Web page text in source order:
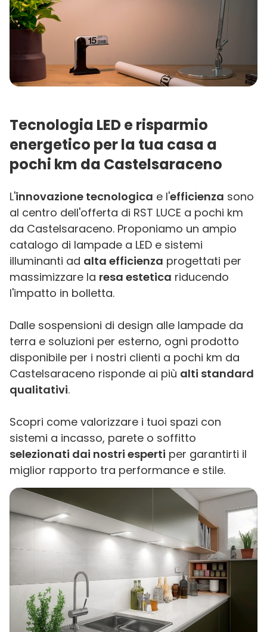
Tecnologia LED e risparmio
energetico per la tua casa a
pochi km da Castelsaraceno
L'innovazione tecnologica e l'efficienza sono
al centro dell'offerta di RST LUCE a pochi km
da Castelsaraceno. Proponiamo un ampio
catalogo di lampade a LED e sistemi
illuminanti ad alta efficienza progettati per
massimizzare la resa estetica riducendo
l'impatto in bolletta.
Dalle sospensioni di design alle lampade da
terra e soluzioni per esterno, ogni prodotto
disponibile per i nostri clienti a pochi km da
Castelsaraceno risponde ai più alti standard
qualitativi.
Scopri come valorizzare i tuoi spazi con
sistemi a incasso, parete o soffitto
selezionati dai nostri esperti per garantirti il
miglior rapporto tra performance e stile.